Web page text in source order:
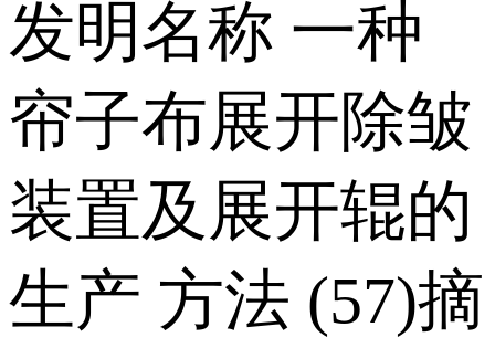
发明名称 一种
帘子布展开除皱
装置及展开辊的
生产 方法 (57)摘